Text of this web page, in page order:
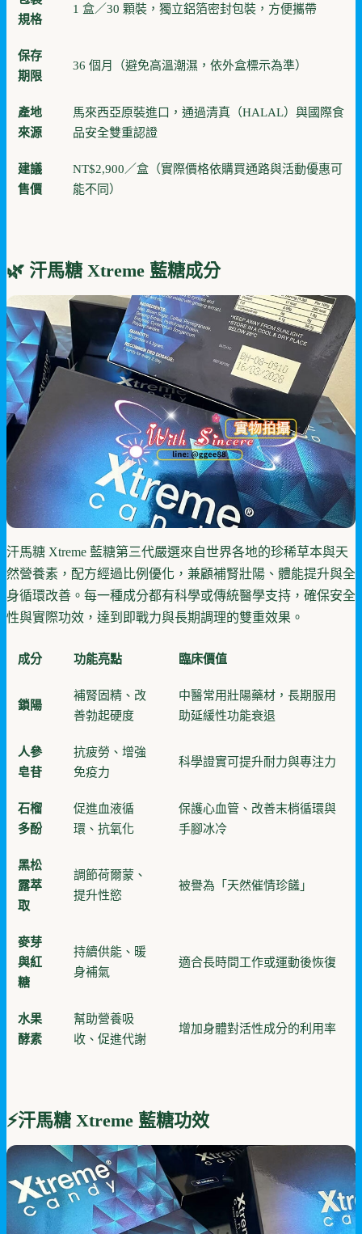
規格
1 盒／30 顆裝，獨立鋁箔密封包裝，方便攜帶
保存
期限
36 個月（避免高溫潮濕，依外盒標示為準）
產地
來源
馬來西亞原裝進口，通過清真（HALAL）與國際食
品安全雙重認證
建議
售價
NT$2,900／盒（實際價格依購買通路與活動優惠可
能不同）
🌿 汗馬糖 Xtreme 藍糖成分
汗馬糖 Xtreme 藍糖第三代嚴選來自世界各地的珍稀草本與天
然營養素，配方經過比例優化，兼顧補腎壯陽、體能提升與全
身循環改善。每一種成分都有科學或傳統醫學支持，確保安全
性與實際功效，達到即戰力與長期調理的雙重效果。
成分 功能亮點 臨床價值
鎖陽
補腎固精、改
善勃起硬度
中醫常用壯陽藥材，長期服用
助延緩性功能衰退
人參
皂苷
抗疲勞、增強
免疫力
科學證實可提升耐力與專注力
石榴
多酚
促進血液循
環、抗氧化
保護心血管、改善末梢循環與
手腳冰冷
黑松
露萃
取
調節荷爾蒙、
提升性慾
被譽為「天然催情珍饈」
麥芽
與紅
糖
持續供能、暖
身補氣
適合長時間工作或運動後恢復
水果
酵素
幫助營養吸
收、促進代謝
增加身體對活性成分的利用率
⚡汗馬糖 Xtreme 藍糖功效